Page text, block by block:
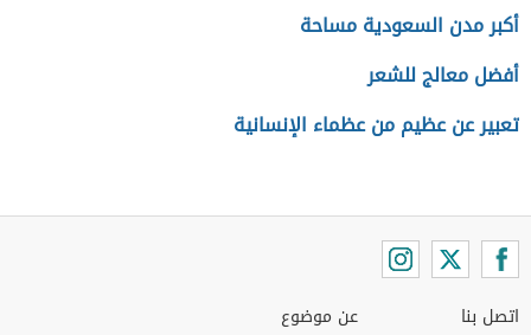
أكبر مدن السعودية مساحة
أفضل معالج للشعر
تعبير عن عظيم من عظماء الإنسانية
اتصل بنا عن موضوع